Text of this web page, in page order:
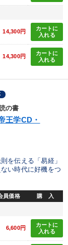
14,300円
カートに
入れる
14,300円
カートに
入れる
の書
王学CD・
を伝える「易経」
い時代に好機をつ
員価格 購 入
6,600円
カートに
入れる